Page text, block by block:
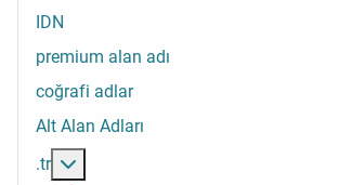
IDN
premium alan adı
coğrafi adlar
Alt Alan Adları
.tr